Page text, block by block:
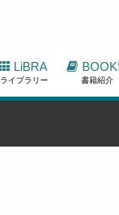
LiBRA
ライブラリー 書籍紹介